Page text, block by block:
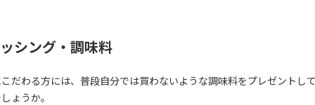
シング・調味料
だわる方には、普段自分では買わないような調味料をプレゼントし
ょうか。